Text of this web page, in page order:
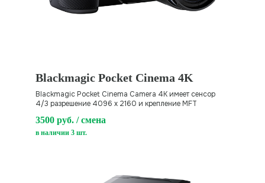
Blackmagic Pocket Cinema 4K
Blackmagic Pocket Cinema Camera 4K имеет сенсор
4/3 разрешение 4096 x 2160 и крепление MFT
3500 руб. / смена
в наличии 3 шт.